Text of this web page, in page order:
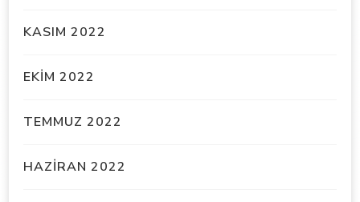
KASIM 2022
EKIM 2022
TEMMUZ 2022
HAZIRAN 2022